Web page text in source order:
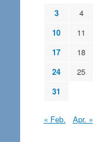
3
4
10
11
17
18
24
25
31
« Feb. Apr. »